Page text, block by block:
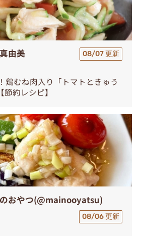
由美 08/07 更新
鶏むね肉入り「トマトときゅう
節約レシピ】
おやつ(@mainooyatsu)
08/06 更新
れる！じゅわっとおいしい「夏